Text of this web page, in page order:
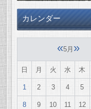
カレンダー
«5月 »
日 月 火 水 木
1 2 3 4 5
8 9 10 11 12